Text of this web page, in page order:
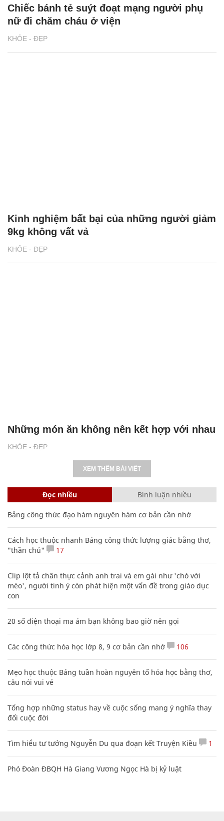
KHỎE - ĐẸP
Chiếc bánh tẻ suýt đoạt mạng người phụ
nữ đi chăm cháu ở viện
KHỎE - ĐẸP
Kinh nghiệm bất bại của những người giảm
9kg không vất vả
KHỎE - ĐẸP
Những món ăn không nên kết hợp với nhau
XEM THÊM BÀI VIẾT
Đọc nhiều Bình luận nhiều
Bảng công thức đạo hàm nguyên hàm cơ bản cần nhớ
Cách học thuộc nhanh Bảng công thức lượng giác bằng thơ,
"thần chú"
17
Clip lột tả chân thực cảnh anh trai và em gái như 'chó với
mèo', người tinh ý còn phát hiện một vấn đề trong giáo dục
con
20 số điện thoại ma ám bạn không bao giờ nên gọi
Các công thức hóa học lớp 8, 9 cơ bản cần nhớ 106
Mẹo học thuộc Bảng tuần hoàn nguyên tố hóa học bằng thơ,
câu nói vui vẻ
Tổng hợp những status hay về cuộc sống mang ý nghĩa thay
đổi cuộc đời
Tìm hiểu tư tưởng Nguyễn Du qua đoạn kết Truyện Kiều 1
Phó Đoàn ĐBQH Hà Giang Vương Ngọc Hà bị kỷ luật